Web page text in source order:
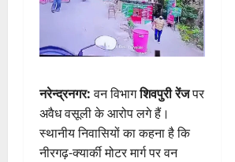
नरेन्द्रनगर:वन विभागशिवपुरी रेंजपर
अवैध वसूली के आरोप लगे हैं।
स्थानीय निवासियों का कहना है कि
नीरगढ़-क्यार्की मोटर मार्ग पर वन